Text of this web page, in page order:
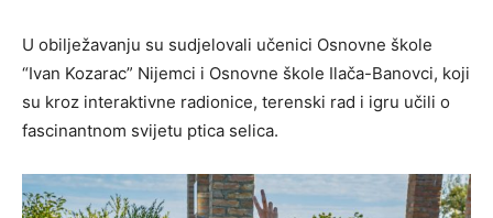
U obilježavanju su sudjelovali učenici Osnovne škole
“Ivan Kozarac” Nijemci i Osnovne škole Ilača-Banovci, koji
su kroz interaktivne radionice, terenski rad i igru učili o
fascinantnom svijetu ptica selica.